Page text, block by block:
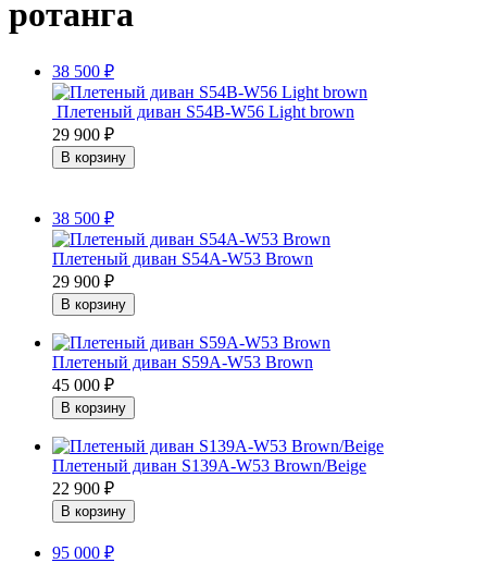
ротанга
38 500 ₽
Плетеный диван S54B-W56 Light brown
29 900 ₽
38 500 ₽
Плетеный диван S54A-W53 Brown
29 900 ₽
Плетеный диван S59A-W53 Brown
45 000 ₽
Плетеный диван S139A-W53 Brown/Beige
22 900 ₽
95 000 ₽